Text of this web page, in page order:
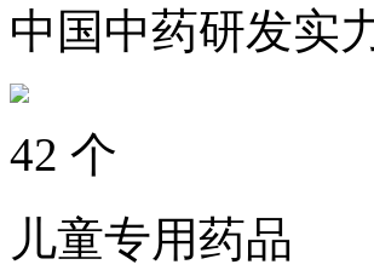
中国中药研发实
42 个
儿童专用药品